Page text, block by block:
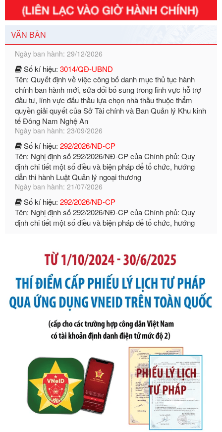
VĂN BẢN
Tên: Nghị định số 351/2025/NĐ-CP của Chính phủ: Quy
định chuẩn nghèo đa chiều quốc gia giai đoạn 2026 - 2030
Ngày ban hành: 29/12/2026
Số kí hiệu:3014/QĐ-UBND
Tên: Quyết định về việc công bố danh mục thủ tục hành
chính ban hành mới, sửa đổi bổ sung trong lĩnh vực hỗ trợ
đầu tư, lĩnh vực đấu thầu lựa chọn nhà thầu thuộc thẩm
quyền giải quyết của Sở Tài chính và Ban Quản lý Khu kinh
tế Đông Nam Nghệ An
Ngày ban hành: 23/09/2026
Số kí hiệu: 292/2026/NĐ-CP
Tên: Nghị định số 292/2026/NĐ-CP của Chính phủ: Quy
định chi tiết một số điều và biện pháp để tổ chức, hướng
dẫn thi hành Luật Quản lý ngoại thương
Ngày ban hành: 21/07/2026
Số kí hiệu:292/2026/NĐ-CP
Tên: Nghị định số 292/2026/NĐ-CP của Chính phủ: Quy
định chi tiết một số điều và biện pháp để tổ chức, hướng
dẫn thi hành Luật Quản lý ngoại thương
Ngày ban hành: 21/07/2026
bỏ Thông tư số 87/2019/TT- BТC ngày 19 tháng 12 năm
2019 của Bộ trưởng Bộ Tài chính hướng dẫn thực hiện xử
phạt vi phạm hành chính trong lĩnh vực kho bạc nhà nước
Ngày ban hành: 21/07/2026
Số kí hiệu: 291/2026/NĐ-CP
Tên: Nghị định số 291/2026/NĐ-CP của Chính phủ: Sửa
đổi, bổ sung một số điều của Nghị định số 125/2020/NĐ-СР
ngày 19 tháng 10 năm 2020 của Chính phủ quy định xử
phạt vi phạm hành chính về thuế, hóa đơn được sửa đổi, bổ
sung bởi Nghị định số 102/2021/NĐ-CP
Ngày ban hành: 20/07/2026
Số kí hiệu:2303/QĐ-UBND
Tên: Quyết định công bố Danh mục thủ tục hành chính mới
ban hành, được sửa đổi, bổ sung, bị bãi bỏ và phê duyệt
Quy trình nội bộ, quy trình điện tử giải quyết thủ tục hành
chính trong một số lĩnh vực thuộc phạm vi chức năng quản